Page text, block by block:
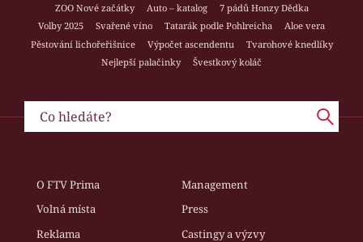
ZOO Nové začátky
Auto – katalog
7 pádů Honzy Dědka
Volby 2025
Svařené víno Tatarák podle Pohlreicha
Aloe vera
Pěstování lichořeřišnice
Výpočet ascendentu
Tvarohové knedlíky
Nejlepší palačinky
Švestkový koláč
O FTV Prima
Management
Volná místa
Press
Reklama
Castingy a výzvy